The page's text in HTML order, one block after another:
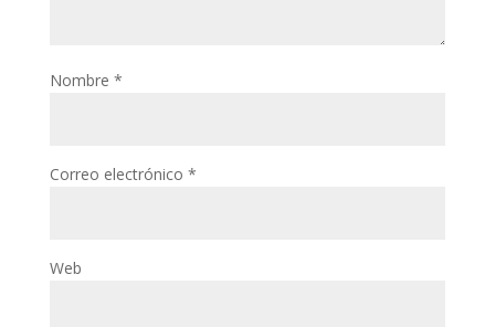
Nombre *
Correo electrónico *
Web